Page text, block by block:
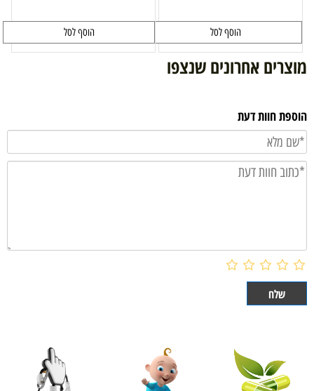
הוסף לסל הוסף לסל
מוצרים אחרונים שנצפו
הוספת חוות דעת